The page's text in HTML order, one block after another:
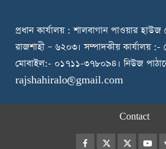
প্রধান কার্যালয় : শালবাগান পাওয়ার হাউজ
রাজশাহী – ৬২০৩। সম্পাদকীয়
মোবাইল:- ০১৭১১-৩৭৮০৯৪। নিউজ
rajshahiralo@gmail.com
Contact
Facebook
TwitterInstagram